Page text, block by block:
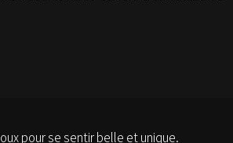
pour se sentir belle et unique.